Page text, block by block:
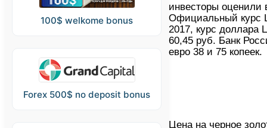
100$ welkome bonus
Forex 500$ no deposit bonus
инвесторы оценили
Официальный курс
2017, курс доллара
60,45 руб. Банк
евро 38 и 75 копеек.
Цена на черное